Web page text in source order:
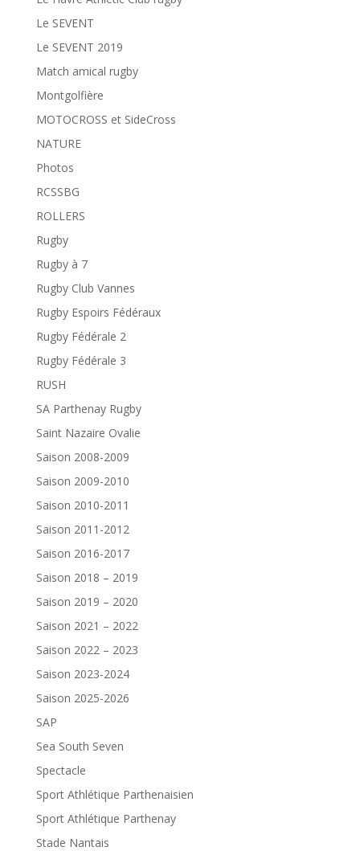
Le SEVENT
Le SEVENT 2019
Match amical rugby
Montgolfière
MOTOCROSS et SideCross
NATURE
Photos
RCSSBG
ROLLERS
Rugby
Rugby à 7
Rugby Club Vannes
Rugby Espoirs Fédéraux
Rugby Fédérale 2
Rugby Fédérale 3
RUSH
SA Parthenay Rugby
Saint Nazaire Ovalie
Saison 2008-2009
Saison 2009-2010
Saison 2010-2011
Saison 2011-2012
Saison 2016-2017
Saison 2018 – 2019
Saison 2019 – 2020
Saison 2021 – 2022
Saison 2022 – 2023
Saison 2023-2024
Saison 2025-2026
SAP
Sea South Seven
Spectacle
Sport Athlétique Parthenaisien
Sport Athlétique Parthenay
Stade Nantais